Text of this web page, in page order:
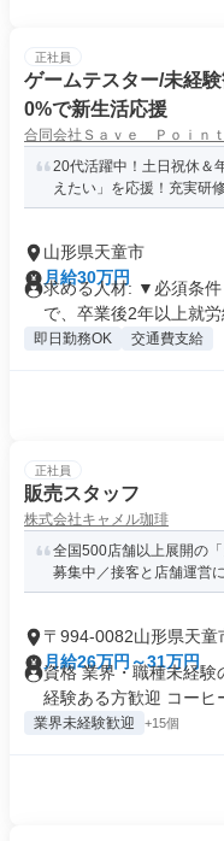
正社員
ゲームテスター/未経
0%で新生活応援
合同会社Ｓａｖｅ Ｐｏｉｎｔ
20代活躍中！土日祝休＆
えたい」を応援！充実研
山形県天童市
月給30万円
求める人材: ▼必須条件
で、卒業後2年以上就労
即日勤務OK 交通費支給
正社員
販売スタッフ
株式会社キャメル珈琲
全国500店舗以上展開の
募集中／接客と店舗運営
〒994-0082山形県天童
月給26万円～31万円
資格 業界・職種未経験
経験ある方歓迎 コーヒ
業界未経験歓迎 +15個